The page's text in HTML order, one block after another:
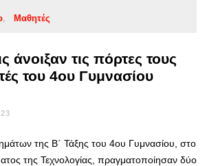
Μαθητές
άνοιξαν τις πόρτες τους
του 4ου Γυμνασίου
της Β΄ Τάξης του 4ου Γυμνασίου, στο
της Τεχνολογίας, πραγματοποίησαν δύο